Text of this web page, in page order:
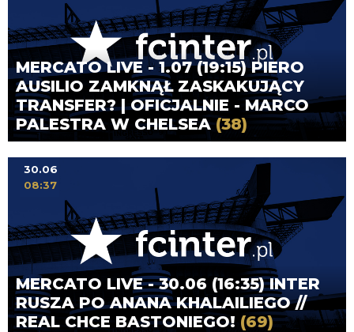
MERCATO LIVE - 1.07 (19:15) PIERO
AUSILIO ZAMKNĄŁ ZASKAKUJĄCY
TRANSFER? | OFICJALNIE - MARCO
PALESTRA W CHELSEA (38)
MERCATO LIVE - 30.06 (16:35) INTER
RUSZA PO ANANA KHALAILIEGO //
REAL CHCE BASTONIEGO! (69)
30.06
08:37